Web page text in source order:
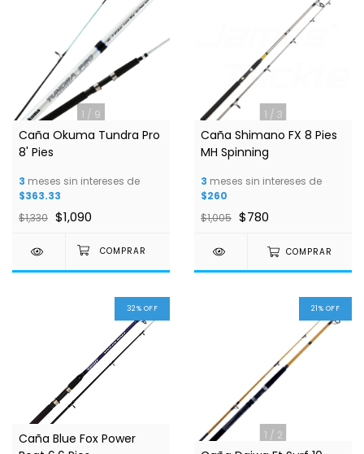
1 / 9
Caña Okuma Tundra Pro
8' Pies
3 meses sin intereses de
$363.33
$1,330 $1,090
1 / 3
Caña Shimano FX 8 Pies
MH Spinning
3 meses sin intereses de
$260
$1,005 $780
COMPRAR
32% OFF
Caña Blue Fox Power
1 / 2
21 % OFF